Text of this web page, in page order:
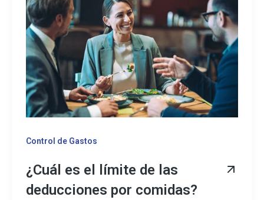
Control de Gastos
¿Cuál es el límite de las
deducciones por comidas?